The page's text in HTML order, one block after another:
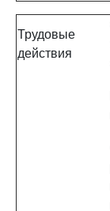
Трудовые
действия